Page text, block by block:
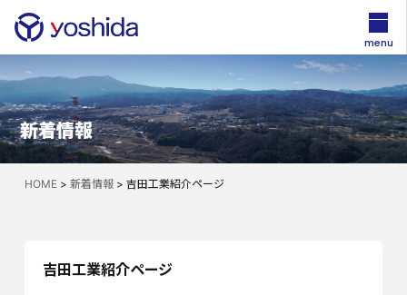
新着情報
HOME> 新着情報> 吉田工業紹介ページ
吉田工業紹介ページ
menu